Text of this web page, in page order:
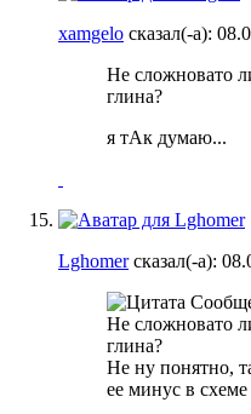
xamgelo сказал(-а):
Не сложновато
глина?
я тАк думаю...
Lghomerсказал(-а):
Не сложновато
глина?
Не ну понятно,
ее минус в